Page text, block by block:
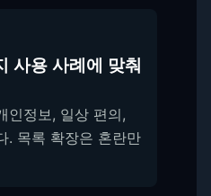
사용 사례에 맞춰
인정보, 일상 편의,
. 목록 확장은 혼란만